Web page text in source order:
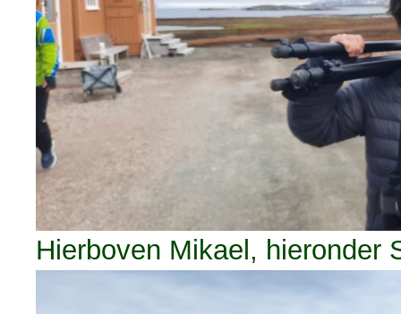
Hierboven Mikael, hieronder